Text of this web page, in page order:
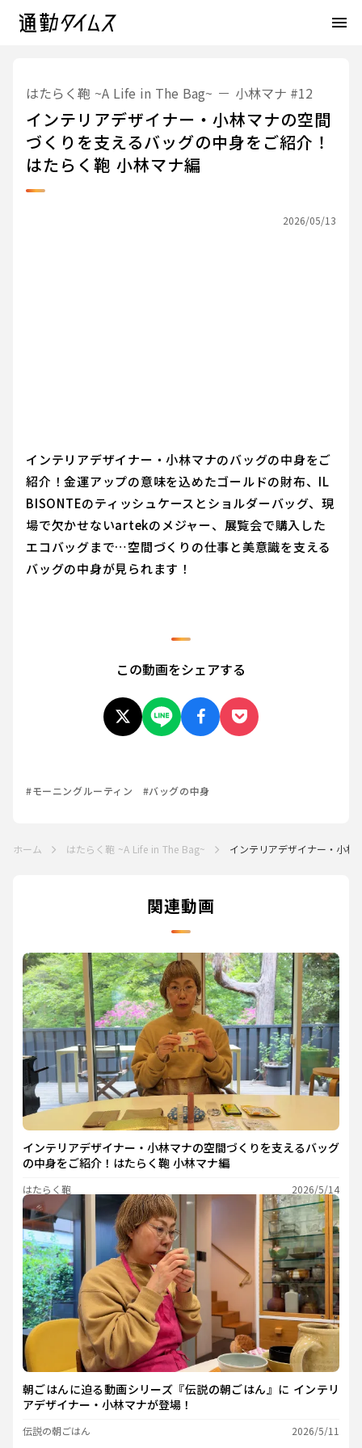
menu
はたらく鞄 ~A Life in The Bag~ 小林マナ #12
インテリアデザイナー・小林マナの空間
づくりを支えるバッグの中身をご紹介！
はたらく鞄 小林マナ編
2026/05/13
インテリアデザイナー・小林マナのバッグの中身をご
紹介！金運アップの意味を込めたゴールドの財布、IL
BISONTEのティッシュケースとショルダーバッグ、現
場で欠かせないartekのメジャー、展覧会で購入した
エコバッグまで…空間づくりの仕事と美意識を支える
バッグの中身が見られます！
この動画をシェアする
#モーニングルーティン #バッグの中身
ホーム はたらく鞄 ~A Life in The Bag~ インテリアデザイナー・小林
関連動画
インテリアデザイナー・小林マナの空間づくりを支えるバッグ
の中身をご紹介！はたらく鞄 小林マナ編
はたらく鞄 2026/5/14
朝ごはんに迫る動画シリーズ『伝説の朝ごはん』に インテリ
アデザイナー・小林マナが登場！
伝説の朝ごはん 2026/5/11